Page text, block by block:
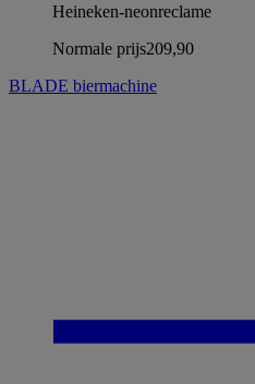
Heineken-neonreclame
Normale prijs209,90
BLADE biermachine